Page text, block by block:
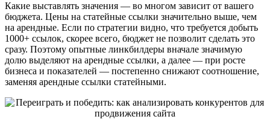
Какие выставлять значения — во многом зависит от вашего
бюджета. Цены на статейные ссылки значительно выше, чем
на арендные. Если по стратегии видно, что требуется добыть
1000+ ссылок, скорее всего, бюджет не позволит сделать это
сразу. Поэтому опытные линкбилдеры вначале значимую
долю выделяют на арендные ссылки, а далее — при росте
бизнеса и показателей — постепенно снижают соотношение,
заменяя арендные ссылки статейными.